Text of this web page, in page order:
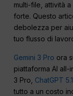
multi-file, attività
forte. Questo
debolezza per
tuo flusso di
Gemini 3 Pro ora
piattaforma AI
3 Pro, ChatGPT 5.1
tutto a un costo